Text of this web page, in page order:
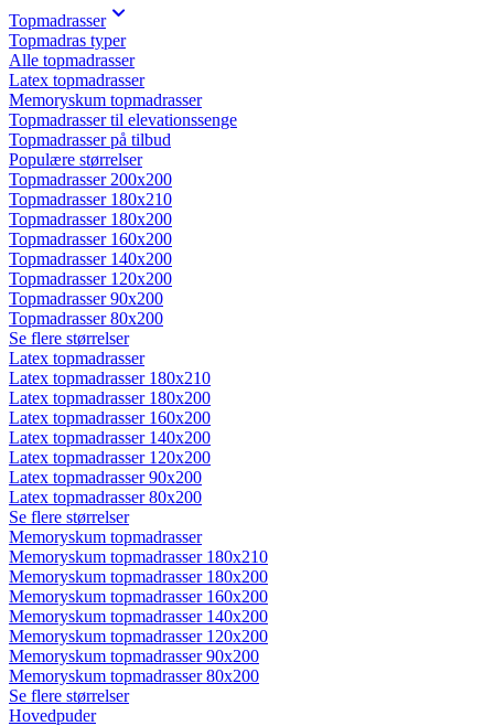
Topmadrasser
Topmadras typer
Alle topmadrasser
Latex topmadrasser
Memoryskum topmadrasser
Topmadrasser til elevationssenge
Topmadrasser på tilbud
Populære størrelser
Topmadrasser 200x200
Topmadrasser 180x210
Topmadrasser 180x200
Topmadrasser 160x200
Topmadrasser 140x200
Topmadrasser 120x200
Topmadrasser 90x200
Topmadrasser 80x200
Se flere størrelser
Latex topmadrasser
Latex topmadrasser 180x210
Latex topmadrasser 180x200
Latex topmadrasser 160x200
Latex topmadrasser 140x200
Latex topmadrasser 120x200
Latex topmadrasser 90x200
Latex topmadrasser 80x200
Se flere størrelser
Memoryskum topmadrasser
Memoryskum topmadrasser 180x210
Memoryskum topmadrasser 180x200
Memoryskum topmadrasser 160x200
Memoryskum topmadrasser 140x200
Memoryskum topmadrasser 120x200
Memoryskum topmadrasser 90x200
Memoryskum topmadrasser 80x200
Se flere størrelser
Hovedpuder